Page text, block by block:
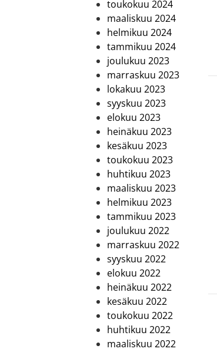
toukokuu 2024
maaliskuu 2024
helmikuu 2024
tammikuu 2024
joulukuu 2023
marraskuu 2023
lokakuu 2023
syyskuu 2023
elokuu 2023
heinäkuu 2023
kesäkuu 2023
toukokuu 2023
huhtikuu 2023
maaliskuu 2023
helmikuu 2023
tammikuu 2023
joulukuu 2022
marraskuu 2022
syyskuu 2022
elokuu 2022
heinäkuu 2022
kesäkuu 2022
toukokuu 2022
huhtikuu 2022
maaliskuu 2022